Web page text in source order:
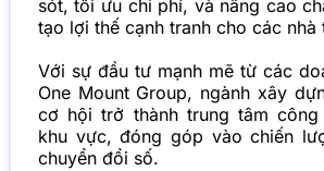
sót, tối ưu chi phí, và nâng cao
tạo lợi thế cạnh tranh cho các nhà
Với sự đầu tư mạnh mẽ từ các
One Mount Group, ngành xây
cơ hội trở thành trung tâm
khu vực, đóng góp vào chiến
chuyển đổi số.